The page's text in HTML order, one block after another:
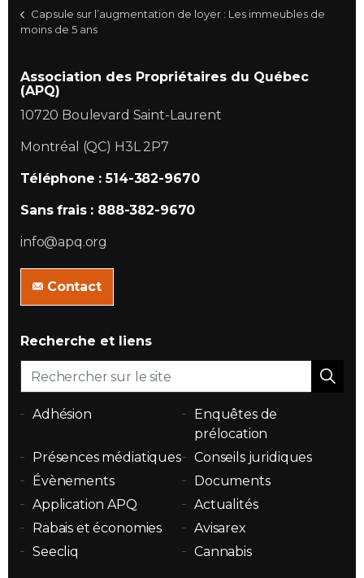
Capsule sur l’augmentation de loyer : Les immeubles de
moins de 5 ans
Association des Propriétaires du Québec
(APQ)
10720 Boulevard Saint-Laurent
Montréal (QC) H3L 2P7
Téléphone : 514-382-9670
Sans frais : 888-382-9670
info@apq.org
Contact
Recherche et liens
Adhésion
Enquêtes de
prélocation
Présences médiatiques
Conseils juridiques
Évènements
Documents
Application APQ
Actualités
Rabais et économies
Avisarex
Seecliq
Cannabis